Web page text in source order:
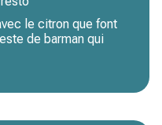
le citron que font
de barman qui